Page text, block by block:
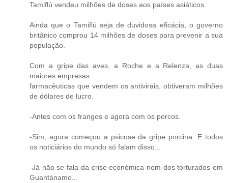
Tamiflú vendeu milhões de doses aos países asiáticos.
Ainda que o Tamiflú seja de duvidosa eficácia, o governo
britânico comprou 14 milhões de doses para prevenir a sua
população.
Com a gripe das aves, a Roche e a Relenza, as duas
maiores empresas
farmacêuticas que vendem os antivirais, obtiveram milhões
de dólares de lucro.
-Antes com os frangos e agora com os porcos.
-Sim, agora começou a psicose da gripe porcina. E todos
os noticiários do mundo só falam disso...
-Já não se fala da crise económica nem dos torturados em
Guantánamo...